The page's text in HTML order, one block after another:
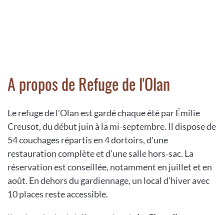
A propos de Refuge de l'Olan
Le refuge de l'Olan est gardé chaque été par Émilie
Creusot, du début juin à la mi-septembre. Il dispose de
54 couchages répartis en 4 dortoirs, d'une
restauration complète et d'une salle hors-sac. La
réservation est conseillée, notamment en juillet et en
août. En dehors du gardiennage, un local d'hiver avec
10 places reste accessible.